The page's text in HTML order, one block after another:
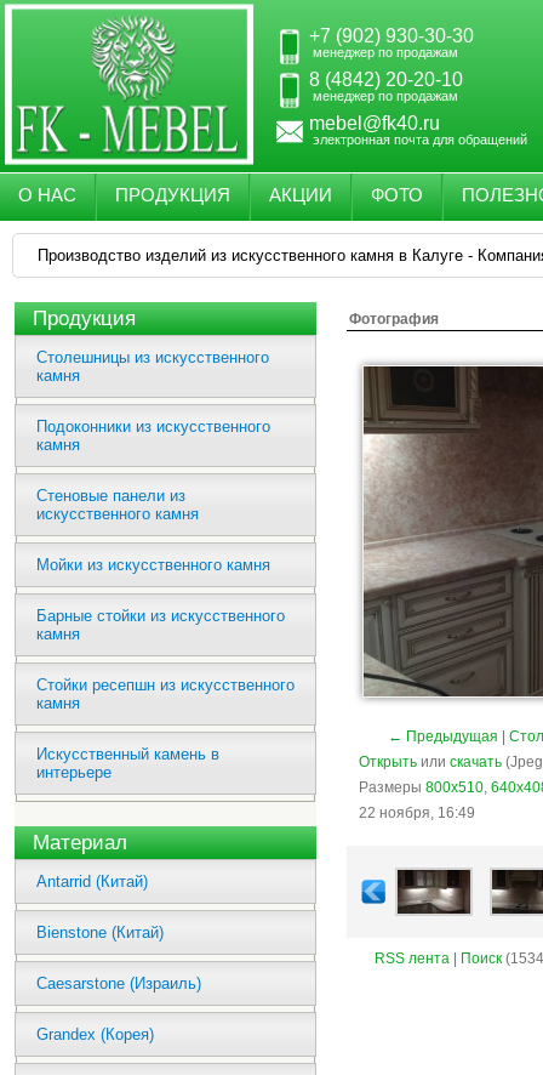
+7 (902) 930-30-30
менеджер по продажам
8 (4842) 20-20-10
менеджер по продажам
mebel@fk40.ru
электронная почта для обращений
О НАС ПРОДУКЦИЯ АКЦИИ ФОТО
Производство изделий из искусственного камня в Калуге -
Продукция
Столешницы из искусственного
камня
Подоконники из искусственного
камня
Стеновые панели из
искусственного камня
Мойки из искусственного камня
Барные стойки из искусственного
камня
Стойки ресепшн из искусственного
камня
Искусственный камень в
интерьере
Материал
Antarrid (Китай)
Bienstone (Китай)
Caesarstone (Израиль)
Grandex (Корея)
Фотография
← Предыдущая
Открыть или скачать
Размеры 800x510,
22 ноября, 16:49
RSS лента| Поиск